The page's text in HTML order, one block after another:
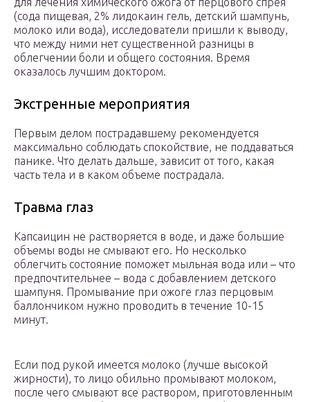
(сода пищевая, 2% лидокаин гель, детский шампунь,
молоко или вода), исследователи пришли к выводу,
что между ними нет существенной разницы в
облегчении боли и общего состояния. Время
оказалось лучшим доктором.
Экстренные мероприятия
Первым делом пострадавшему рекомендуется
максимально соблюдать спокойствие, не поддаваться
панике. Что делать дальше, зависит от того, какая
часть тела и в каком объеме пострадала.
Травма глаз
Капсаицин не растворяется в воде, и даже большие
объемы воды не смывают его. Но несколько
облегчить состояние поможет мыльная вода или – что
предпочтительнее – вода с добавлением детского
шампуня. Промывание при ожоге глаз перцовым
баллончиком нужно проводить в течение 10-15
минут.
Если под рукой имеется молоко (лучше высокой
жирности), то лицо обильно промывают молоком,
после чего смывают все раствором, приготовленным